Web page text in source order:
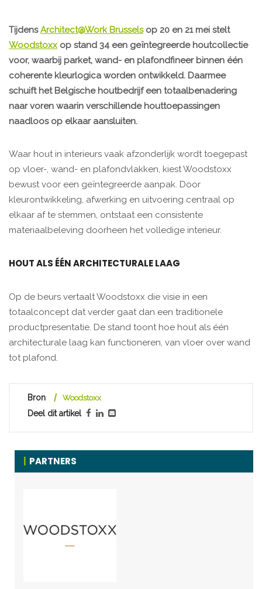
TijdensArchitect@Work Brusselsop 20 en 21 mei stelt
Woodstoxx op stand 34 een geïntegreerde houtcollectie
voor, waarbij parket, wand- en plafondfineer binnen één
coherente kleurlogica worden ontwikkeld. Daarmee
schuift het Belgische houtbedrijf een totaalbenadering
naar voren waarin verschillende houttoepassingen
naadloos op elkaar aansluiten.
Waar hout in interieurs vaak afzonderlijk wordt toegepast
op vloer-, wand- en plafondvlakken, kiest Woodstoxx
bewust voor een geïntegreerde aanpak. Door
kleurontwikkeling, afwerking en uitvoering centraal op
elkaar af te stemmen, ontstaat een consistente
materiaalbeleving doorheen het volledige interieur.
HOUT ALS ÉÉN ARCHITECTURALE LAAG
Op de beurs vertaalt Woodstoxx die visie in een
totaalconcept dat verder gaat dan een traditionele
productpresentatie. De stand toont hoe hout als één
architecturale laag kan functioneren, van vloer over wand
tot plafond.
Bron Woodstoxx
Deel dit artikel
PARTNERS